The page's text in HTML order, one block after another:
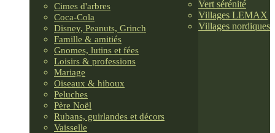
Cimes d'arbres
Coca-Cola
Disney, Peanuts, Grinch
Famille & amitiés
Gnomes, lutins et fées
Loisirs & professions
Mariage
Oiseaux & hiboux
Peluches
Père Noël
Rubans, guirlandes et décors
Vaisselle
Vert sérénité
Villages LEMAX
Villages nordiques